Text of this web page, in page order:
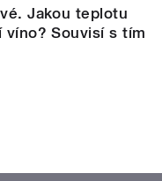
Jakou teplotu
víno? Souvisí s tím